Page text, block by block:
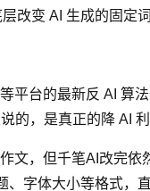
改变 AI 生成的固定
平台的最新反 AI 算
的，是真正的降 AI 利
文，但千笔AI改完依
字体大小等格式，